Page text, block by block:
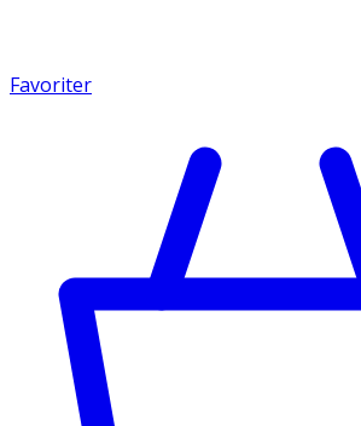
Favoriter